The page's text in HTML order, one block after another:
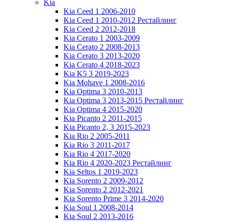
Kia
Kia Ceed 1 2006-2010
Kia Ceed 1 2010-2012 Рестайлинг
Kia Ceed 2 2012-2018
Kia Cerato 1 2003-2009
Kia Cerato 2 2008-2013
Kia Cerato 3 2013-2020
Kia Cerato 4 2018-2023
Kia K5 3 2019-2023
Kia Mohave 1 2008-2016
Kia Optima 3 2010-2013
Kia Optima 3 2013-2015 Рестайлинг
Kia Optima 4 2015-2020
Kia Picanto 2 2011-2015
Kia Picanto 2, 3 2015-2023
Kia Rio 2 2005-2011
Kia Rio 3 2011-2017
Kia Rio 4 2017-2020
Kia Rio 4 2020-2023 Рестайлинг
Kia Seltos 1 2019-2023
Kia Sorento 2 2009-2012
Kia Sorento 2 2012-2021
Kia Sorento Prime 3 2014-2020
Kia Soul 1 2008-2014
Kia Soul 2 2013-2016